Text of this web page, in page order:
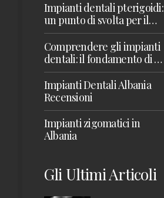
Impianti dentali pterigoidi:
un punto di svolta per il
restauro della mascella
superiore
Comprendere gli impianti
dentali: il fondamento di un
sorriso sano
Impianti Dentali Albania
Recensioni
Impianti zigomatici in
Albania
Gli Ultimi Articoli